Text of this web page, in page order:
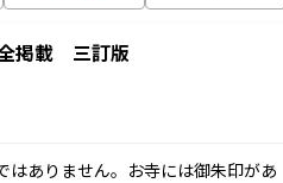
掲載 三訂版
ありません。お寺には御朱印があ